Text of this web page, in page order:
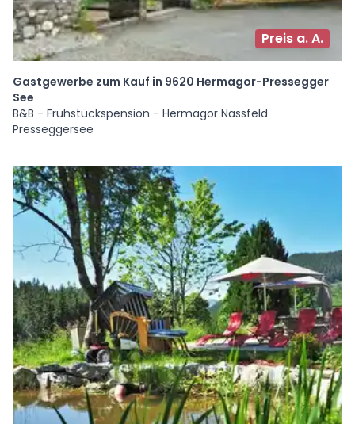
Preis a. A.
Gastgewerbe zum Kauf in 9620 Hermagor-Pressegger
See
B&B - Frühstückspension - Hermagor Nassfeld
Presseggersee